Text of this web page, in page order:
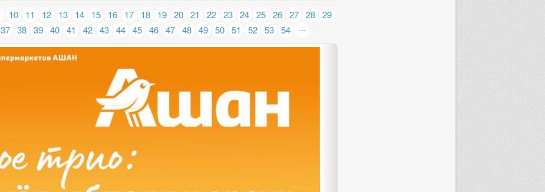
10 11 12 13 14 15 16 17 18 19 20 21 22 23 24 25 26 27 28 29
37 38 39 40 41 42 43 44 45 46 47 48 49 50 51 52 53 54 ...